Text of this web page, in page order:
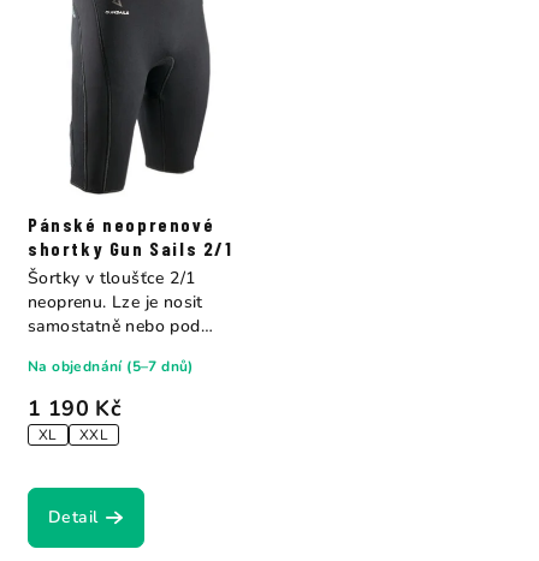
Pánské neoprenové
shortky Gun Sails 2/1
1 190 Kč
XL XXL
Na objednání (5–7 dnů)
Detail
Šortky v tloušťce 2/1
neoprenu. Lze je nosit
samostatně nebo pod